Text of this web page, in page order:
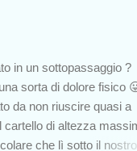
in un sottopassaggio ?
sorta di dolore fisico
da non riuscire quasi a
cartello di altezza
che lì sotto il nostro